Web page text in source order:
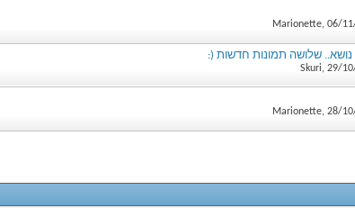
Marionette, 06/
שלושה תמונות חדשות (:
Skuri, 29/
Marionette, 28/